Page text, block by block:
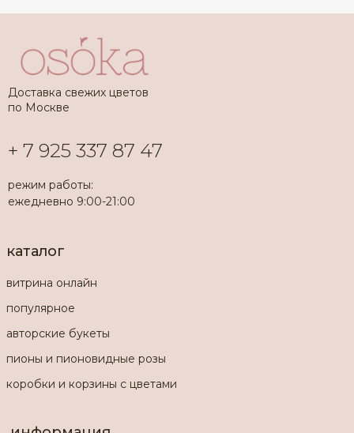
Доставка свежих цветов
по Москве
популярное
авторские букеты
пионы и пионовидные розы
коробки и корзины с цветами
каталог
витрина онлайн
+ 7 925 337 87 47
режим работы:
ежедневно 9:00-21:00